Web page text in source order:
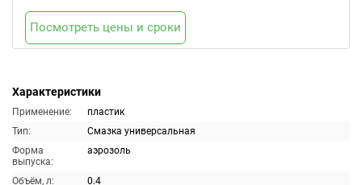
Характеристики
Применение:
пластик
Тип:
Смазка универсальная
Форма
выпуска:
аэрозоль
Объём, л:
0.4
Посмотреть цены и сроки